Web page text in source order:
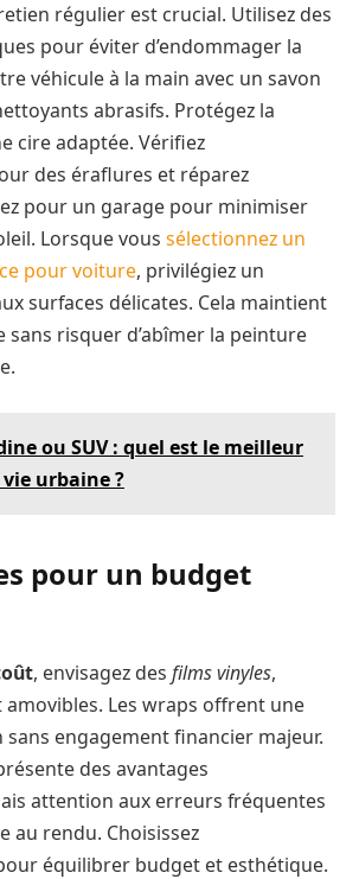
régulier est crucial. Utilisez des
pour éviter d’endommager la
véhicule à la main avec un savon
abrasifs. Protégez la
cire adaptée. Vérifiez
des éraflures et réparez
pour un garage pour minimiser
Lorsque vous sélectionnez un
pour voiture, privilégiez un
surfaces délicates. Cela maintient
sans risquer d’abîmer la peinture
ou SUV : quel est le meilleur
urbaine ?
pour un budget
, envisagez des films vinyles,
amovibles. Les wraps offrent une
engagement financier majeur.
des avantages
attention aux erreurs fréquentes
au rendu. Choisissez
équilibrer budget et esthétique.